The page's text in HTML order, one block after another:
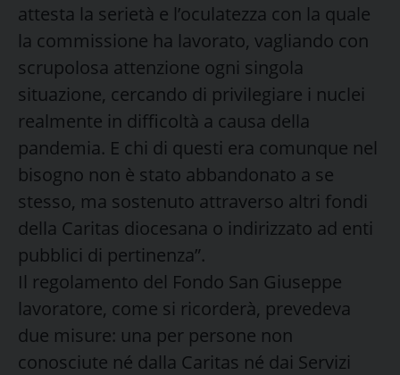
attesta la serietà e l’oculatezza con la quale
la commissione ha lavorato, vagliando con
scrupolosa attenzione ogni singola
situazione, cercando di privilegiare i nuclei
realmente in difficoltà a causa della
pandemia. E chi di questi era comunque nel
bisogno non è stato abbandonato a se
stesso, ma sostenuto attraverso altri fondi
della Caritas diocesana o indirizzato ad enti
pubblici di pertinenza”.
Il regolamento del Fondo San Giuseppe
lavoratore, come si ricorderà, prevedeva
due misure: una per persone non
conosciute né dalla Caritas né dai Servizi